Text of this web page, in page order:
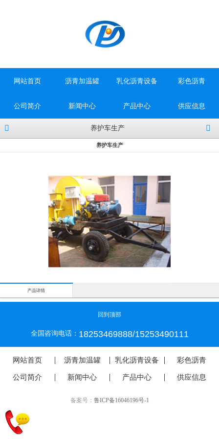
网站首页 沥青加温罐 乳化沥青设备 彩色沥青
公司简介 新闻中心 产品中心 供应信息
养护车生产
养护车生产
产品详情
回到顶部
全国咨询电话： 18253469888/15253490111
网站首页 沥青加温罐 乳化沥青设备 彩色沥青
公司简介 新闻中心 产品中心 供应信息
备案号： 鲁ICP备16046196号-1